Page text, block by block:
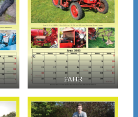
FAHR